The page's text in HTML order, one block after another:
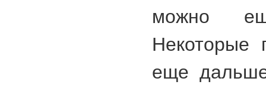
можно
Некоторые
еще